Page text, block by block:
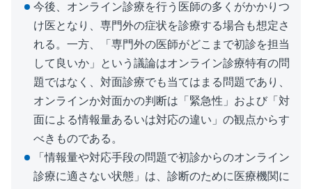
今後、オンライン診療を⾏う医師の多くがかかりつ
け医となり、専⾨外の症状を診療する場合も想定さ
れる。⼀⽅、「専⾨外の医師がどこまで初診を担当
して良いか」という議論はオンライン診療特有の問
題ではなく、対⾯診療でも当てはまる問題であり、
オンラインか対⾯かの判断は「緊急性」および「対
⾯による情報量あるいは対応の違い」の観点からす
べきものである。
「情報量や対応⼿段の問題で初診からのオンライン
診療に適さない状態」は、診断のために医療機関に